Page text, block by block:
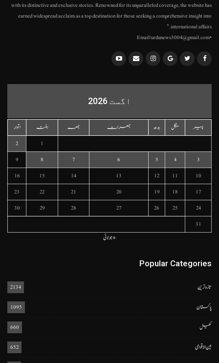
with its distinctive and exclusive stories. Renowned for its unparalleled coverage, the website has
earned widespread acclaim as a top destination for those seeking a comprehensive insight into
international affairs."
•Email:urdunews3004@gmail.com
اگست 2026
پیر منگل بدھ جمعرات جمعہ ہفتہ
اتوار
1
2
3
4
5
6
7
8
9
10
11
12
13
14
15
16
17
18
19
20
21
22
23
24
25
26
27
28
29
30
31
« جولائی
Popular Categories
تازہ ترین 2134
پاکستان 1095
کھیل 660
بین الاقوامی 652